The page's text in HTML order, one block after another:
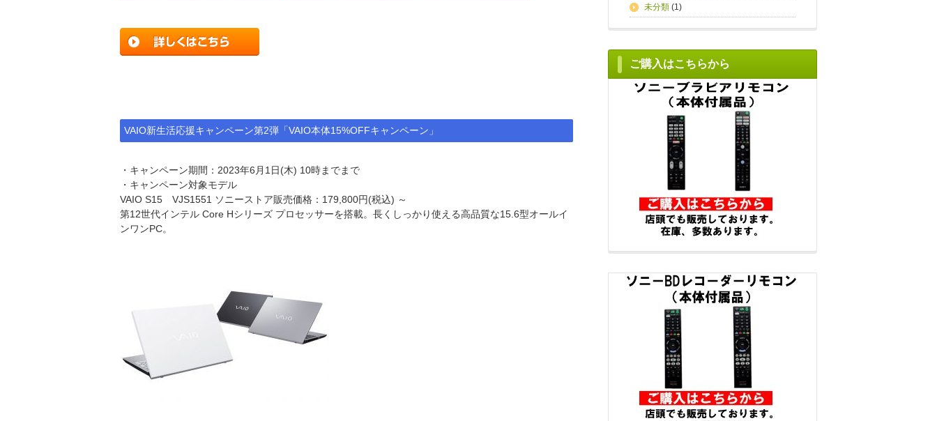
VAIO新生活応援キャンペーン第2弾「VAIO本体15%OFFキャンペーン」
・キャンペーン期間：2023年6月1日(木) 10時までまで
・キャンペーン対象モデル
VAIO S15 VJS1551 ソニーストア販売価格：179,800円(税込) ～
第12世代インテル Core Hシリーズ プロセッサーを搭載。長くしっかり使える高品質な15.6型オールイ
ンワンPC。
未分類 (1)
ご購入はこちらから